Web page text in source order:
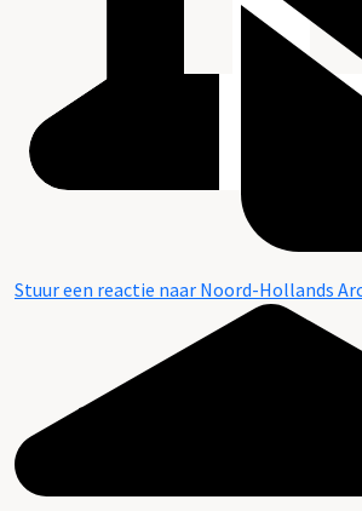
Stuur een reactie naar Noord-Hollands